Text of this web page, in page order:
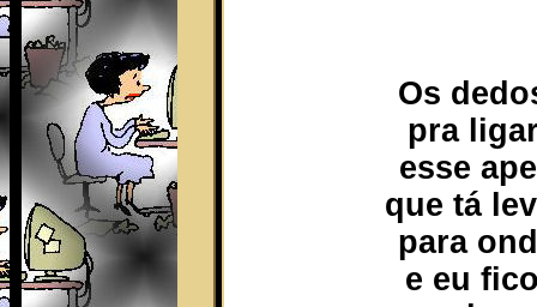
Os
pra
esse
que tá
para
e eu